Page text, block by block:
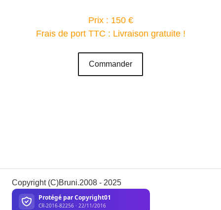
Prix : 150 €
Frais de port TTC : Livraison gratuite !
Commander
Copyright (C)Bruni.2008 - 2025